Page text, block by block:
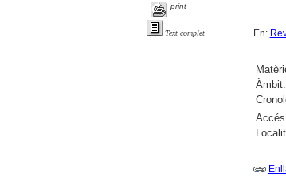
print
Text complet En:
Àmbit: